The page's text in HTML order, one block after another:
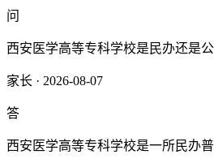
问
西安医学高等专科学校是民办还是公
家长 · 2026-08-07
答
西安医学高等专科学校是一所民办